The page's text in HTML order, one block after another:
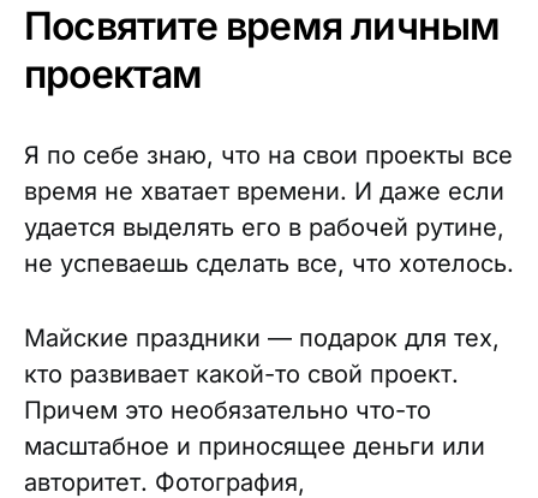
Посвятите время личным
проектам
Я по себе знаю, что на свои проекты все
время не хватает времени. И даже если
удается выделять его в рабочей рутине,
не успеваешь сделать все, что хотелось.
Майские праздники — подарок для тех,
кто развивает какой-то свой проект.
Причем это необязательно что-то
масштабное и приносящее деньги или
авторитет. Фотография,